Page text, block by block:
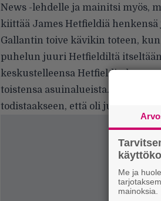
News -lehdelle ja mainitsi myös,
kiittää James Hetfieldiä henkensä
Gallantin toive kävikin toteen,
puhelun juuri Hetfieldiltä
keskustelleensa Hetfieldin
toistensa asuinalueista. Puhelun
todistaakseen, että oli juuri
Me ja
mainoksia.